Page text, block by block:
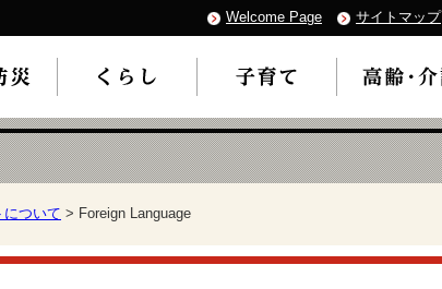
Welcome Page サイトマップ
について > Foreign Language